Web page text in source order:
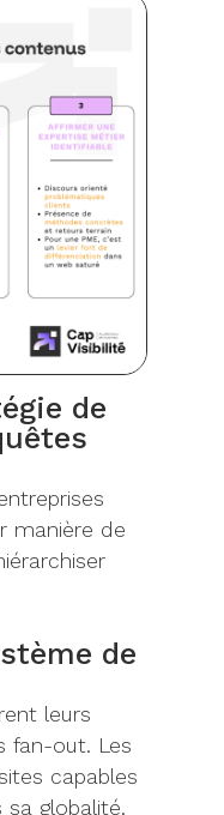
de
manière de
de
leurs
fan-out. Les
capables
globalité.